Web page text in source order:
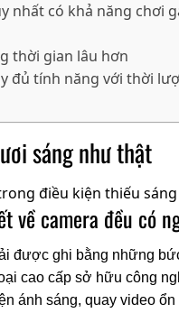
nhất có khả năng chơi
thời gian lâu hơn
đủ tính năng với thời
sáng như thật
về camera đều có
được ghi bằng những
cao cấp sở hữu công
ánh sáng, quay video